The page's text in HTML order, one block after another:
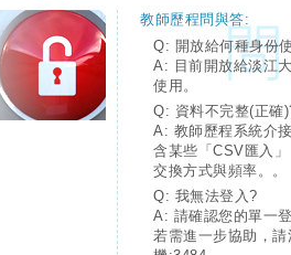
教師歷程問與答:
Q: 開放給何種身份
A: 目前開放給淡江
使用。
Q: 資料不完整(正確
A: 教師歷程系統介
含某些「CSV匯入
交換方式與頻率。。
Q: 我無法登入?
A: 請確認您的單一
若需進一步協助，